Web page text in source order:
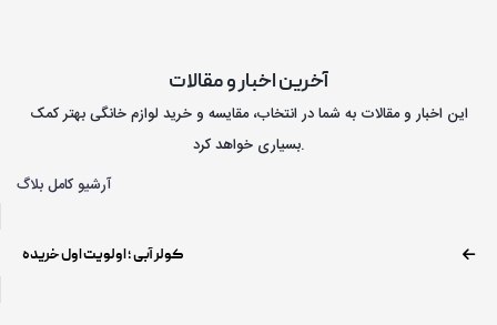
آخرین اخبار و مقالات
این اخبار و مقالات به شما در انتخاب، مقایسه و خرید لوازم خانگی بهتر کمک
بسیاری خواهد کرد.
آرشیو کامل بلاگ
کولر آبی ؛ اولویت اول خریده